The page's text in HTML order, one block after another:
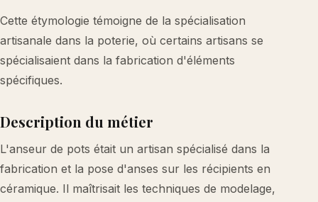
Cette étymologie témoigne de la spécialisation
artisanale dans la poterie, où certains artisans se
spécialisaient dans la fabrication d'éléments
spécifiques.
Description du métier
L'anseur de pots était un artisan spécialisé dans la
fabrication et la pose d'anses sur les récipients en
céramique. Il maîtrisait les techniques de modelage,